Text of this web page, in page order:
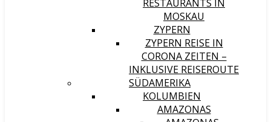
RESTAURANTS IN
MOSKAU
ZYPERN
ZYPERN REISE IN
CORONA ZEITEN –
INKLUSIVE REISEROUTE
SÜDAMERIKA
KOLUMBIEN
AMAZONAS